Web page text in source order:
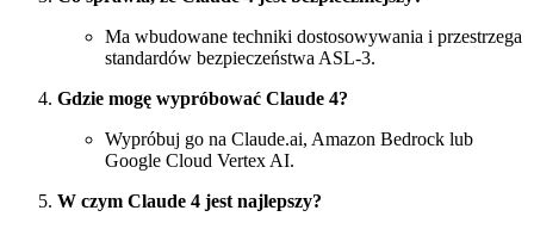
Ma wbudowane techniki dostosowywania i przestrzega
standardów bezpieczeństwa ASL-3.
Gdzie mogę wypróbować Claude 4?
Wypróbuj go na Claude.ai, Amazon Bedrock lub
Google Cloud Vertex AI.
W czym Claude 4 jest najlepszy?